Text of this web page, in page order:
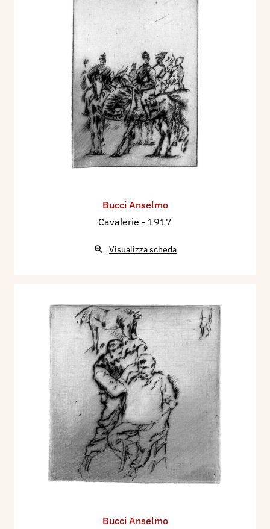
Bucci Anselmo
Cavalerie - 1917
Visualizza scheda
Bucci Anselmo